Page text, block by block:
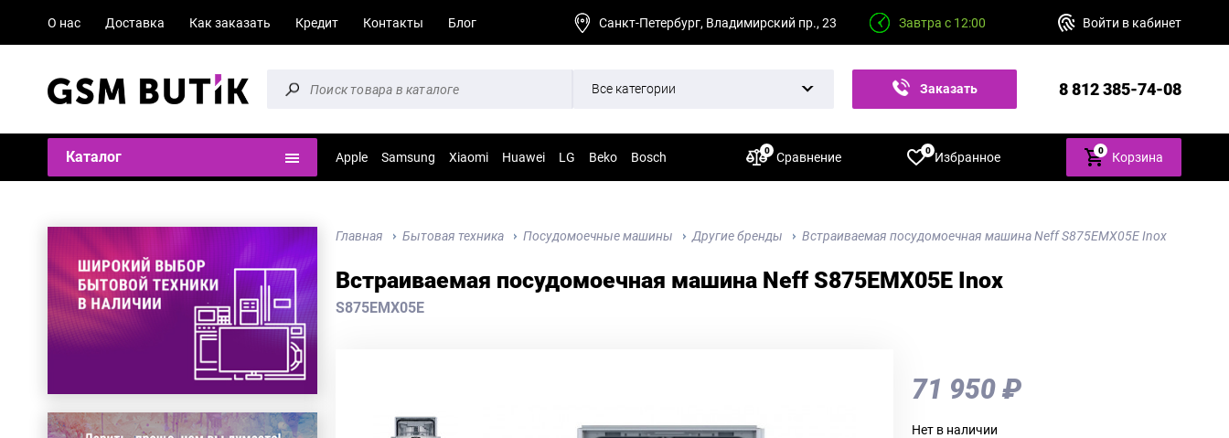
О нас Доставка Как заказать Кредит Контакты Блог Санкт-Петербург, Владимирский пр., 23 Завтра с 12:00 Войти в кабинет
Все категории Заказать 8 812 385-74-08
Каталог Apple Samsung Xiaomi Huawei LG Beko Bosch Сравнение
0 Избранное
0 0 Корзина
Главная Бытовая техника Посудомоечные машины Другие бренды Встраиваемая посудомоечная машина Neff S875EMX05E Inox
Встраиваемая посудомоечная машина Neff S875EMX05E Inox
S875EMX05E
71 950 ₽
Нет в наличии